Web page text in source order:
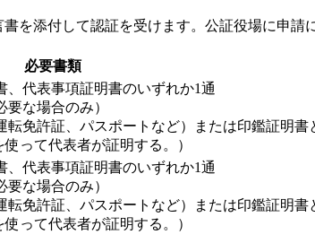
を添付して認証を受けます。公証役場に申
必要書類
代表事項証明書のいずれか1通
な場合のみ）
免許証、パスポートなど）または印鑑証明書
って代表者が証明する。）
代表事項証明書のいずれか1通
な場合のみ）
免許証、パスポートなど）または印鑑証明書
って代表者が証明する。）